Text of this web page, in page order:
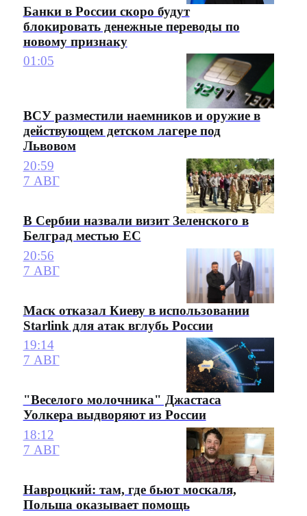
Банки в России скоро будут
блокировать денежные переводы по
новому признаку
01:05
ВСУ разместили наемников и оружие в
действующем детском лагере под
Львовом
20:59
7 АВГ
В Сербии назвали визит Зеленского в
Белград местью ЕС
20:56
7 АВГ
Маск отказал Киеву в использовании
Starlink для атак вглубь России
19:14
7 АВГ
"Веселого молочника" Джастаса
Уолкера выдворяют из России
18:12
7 АВГ
Навроцкий: там, где бьют москаля,
Польша оказывает помощь